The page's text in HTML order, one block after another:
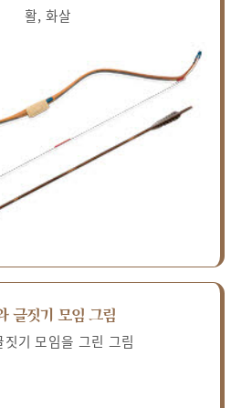
활, 화살
글짓기 모임 그림
짓기 모임을 그린 그림